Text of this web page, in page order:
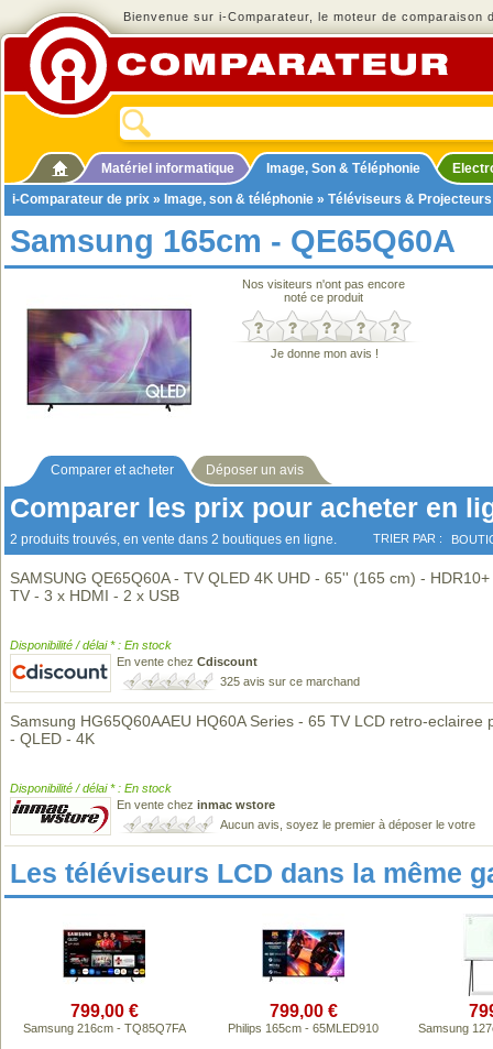
Bienvenue sur i-Comparateur, le moteur de comparaison
Matériel informatique Image, Son & Téléphonie
i-Comparateur de prix » Image, son & téléphonie » Téléviseurs & Projecteurs
Samsung 165cm - QE65Q60A
Nos visiteurs n'ont pas encore
noté ce produit
Je donne mon avis !
Comparer et acheter Déposer un avis
Comparer les prix pour acheter en
2 produits trouvés, en vente dans 2 boutiques en ligne. TRIER PAR :
SAMSUNG QE65Q60A - TV QLED 4K UHD - 65'' (165 cm) -
TV - 3 x HDMI - 2 x USB
Disponibilité / délai * : En stock
En vente chez Cdiscount
325 avis sur ce marchand
Samsung HG65Q60AAEU HQ60A Series - 65 TV LCD retro-eclairee
- QLED - 4K
Disponibilité / délai * : En stock
En vente chez inmac wstore
Aucun avis, soyez le premier à déposer le votre
Les téléviseurs LCD dans la même
799,00 €
Samsung 216cm - TQ85Q7FA
799,00 €
Philips 165cm - 65MLED910 Samsung